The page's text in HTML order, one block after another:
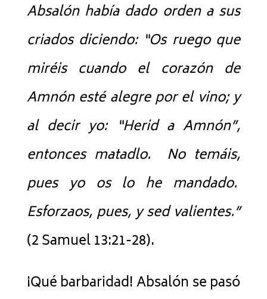
Absalón había dado orden a sus
criados diciendo: “Os ruego que
miréis cuando el corazón de
Amnón esté alegre por el vino; y
al decir yo: “Herid a Amnón”,
entonces matadlo. No temáis,
pues yo os lo he mandado.
Esforzaos, pues, y sed valientes.”
(2 Samuel 13:21-28).
¡Qué barbaridad! Absalón se pasó